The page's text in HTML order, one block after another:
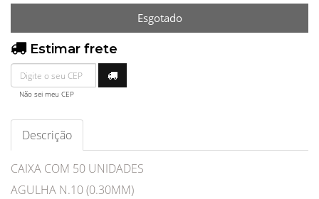
Esgotado
Estimar frete
Não sei meu CEP
Descrição
CAIXA COM 50 UNIDADES
AGULHA N.10 (0.30MM)